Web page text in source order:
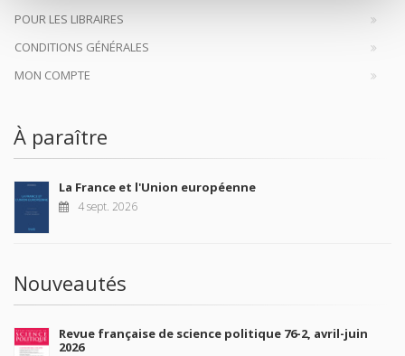
POUR LES LIBRAIRES
CONDITIONS GÉNÉRALES
MON COMPTE
À paraître
La France et l'Union européenne
4 sept. 2026
Nouveautés
Revue française de science politique 76-2, avril-juin
2026